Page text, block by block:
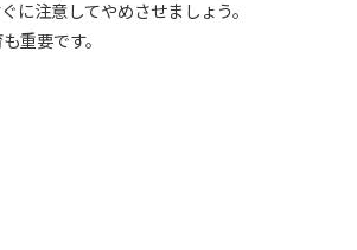
に注意してやめさせましょう。
重要です。